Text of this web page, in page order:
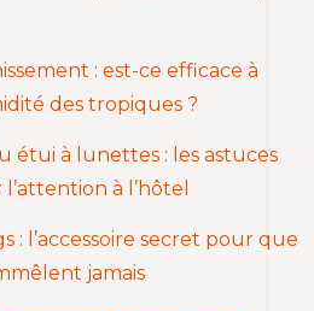
: est-ce efficace à
des tropiques ?
étui à lunettes : les astuces
à l’hôtel
: l’accessoire secret pour que
jamais